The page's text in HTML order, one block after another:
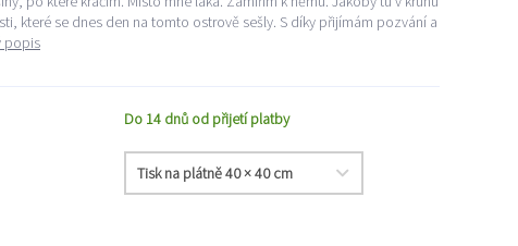
které se dnes den na tomto ostrově sešly. S díky přijímám pozvání a
popis
Do 14 dnů od přijetí platby